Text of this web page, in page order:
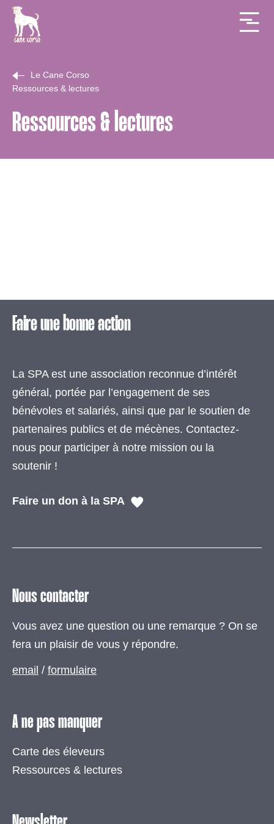
Le Cane Corso
Ressources & lectures
Ressources & lectures
Faire une bonne action
La SPA est une association reconnue d’intérêt
général, portée par l’engagement de ses
bénévoles et salariés, ainsi que par le soutien de
partenaires publics et de mécènes. Contactez-
nous pour participer à notre mission ou la
soutenir !
Faire un don à la SPA
Nous contacter
Vous avez une question ou une remarque ? On se
fera un plaisir de vous y répondre.
email / formulaire
A ne pas manquer
Carte des éleveurs
Ressources & lectures